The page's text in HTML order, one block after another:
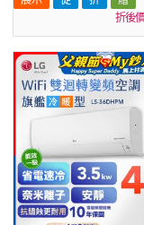
列｜AI 氣流 & 奈米